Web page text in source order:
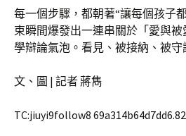
每一個步驟，都朝著“讓每個孩子
束瞬間爆發出一連串關於「愛與被
學辯論氣泡。看見、被接納、被守
文、圖 | 記者 蔣雋
TC:jiuyi9follow8